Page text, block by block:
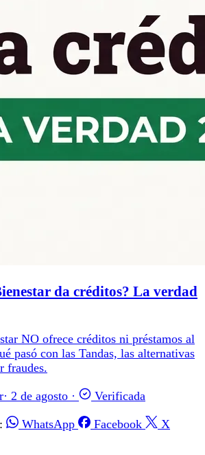
da créditos? La verdad
NO ofrece créditos ni préstamos al
pasó con las Tandas, las alternativas
fraudes.
· 2 de agosto · Verificada
WhatsApp Facebook X